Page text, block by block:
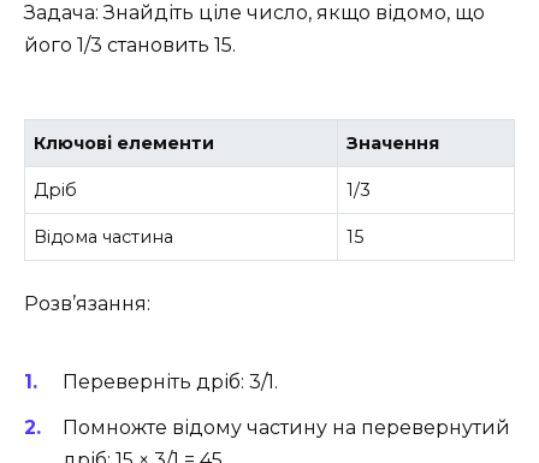
Задача: Знайдіть ціле число, якщо відомо, що
його 1/3 становить 15.
Ключові елементи Значення
Дріб 1/3
Відома частина 15
Розв’язання:
Переверніть дріб: 3/1.
Помножте відому частину на перевернутий